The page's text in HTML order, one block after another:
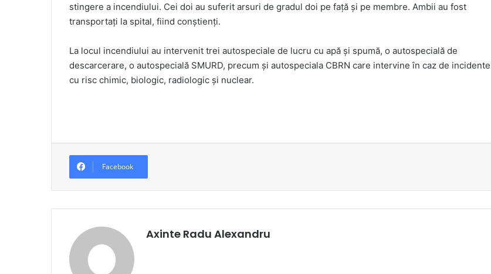
stingere a incendiului. Cei doi au suferit arsuri de gradul doi pe faţă şi pe membre. Ambii au fost
transportaţi la spital, fiind conştienţi.
La locul incendiului au intervenit trei autospeciale de lucru cu apă şi spumă, o autospecială de
descarcerare, o autospecială SMURD, precum şi autospeciala CBRN care intervine în caz de incidente
cu risc chimic, biologic, radiologic şi nuclear.
Facebook
Axinte Radu Alexandru